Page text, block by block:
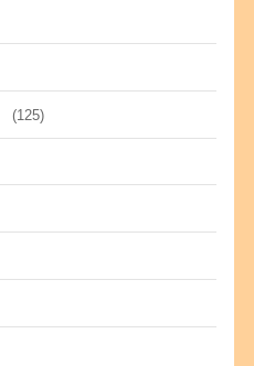
(125)